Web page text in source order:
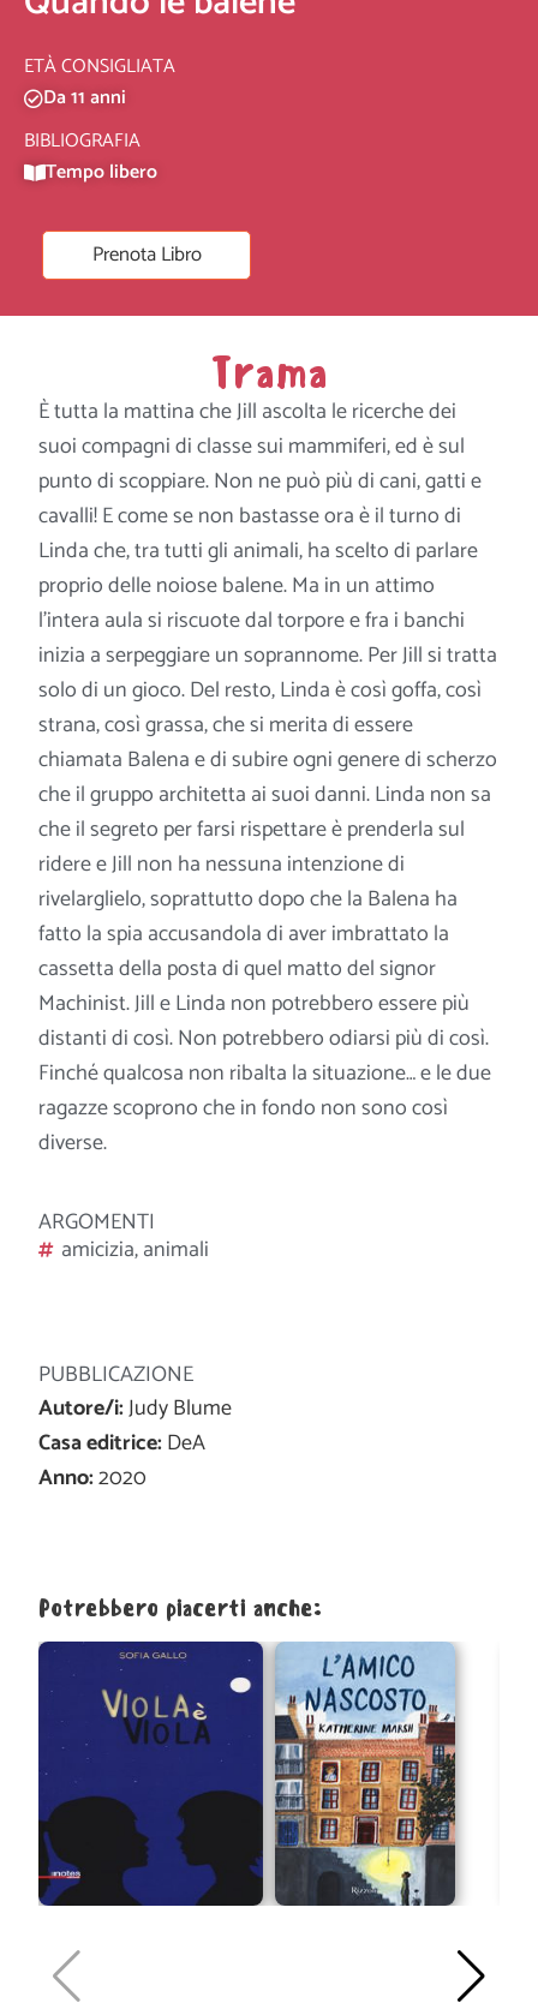
ETÀ CONSIGLIATA
Da 11 anni
BIBLIOGRAFIA
Tempo libero
Prenota Libro
PUBBLICAZIONE
Autore/i:Judy Blume
Casa editrice:DeA
Anno:2020
Trama
È tutta la mattina che Jill ascolta le ricerche dei
suoi compagni di classe sui mammiferi, ed è sul
punto di scoppiare. Non ne può più di cani, gatti e
cavalli! E come se non bastasse ora è il turno di
Linda che, tra tutti gli animali, ha scelto di parlare
proprio delle noiose balene. Ma in un attimo
l’intera aula si riscuote dal torpore e fra i banchi
inizia a serpeggiare un soprannome. Per Jill si tratta
solo di un gioco. Del resto, Linda è così goffa, così
strana,così grassa, che si merita di essere
chiamata Balena e di subire ogni genere di scherzo
che il gruppo architetta ai suoi danni. Linda non sa
che il segreto per farsi rispettare è prenderla sul
ridere e Jill non ha nessuna intenzione di
rivelarglielo, soprattutto dopo che la Balena ha
fatto la spia accusandola di aver imbrattato la
cassetta della posta di quel matto del signor
Machinist. Jill e Linda non potrebbero essere più
distanti di così. Non potrebbero odiarsi più di così.
Finché qualcosa non ribalta la situazione… e le due
ragazze scoprono che in fondo non sono così
diverse.
ARGOMENTI
amicizia,animali
Potrebbero piacerti anche: